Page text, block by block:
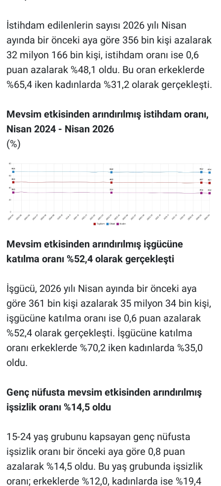
İstihdam edilenlerin sayısı 2026 yılı Nisan
ayında bir önceki aya göre 356 bin kişi azalarak
32 milyon 166 bin kişi, istihdam oranı ise 0,6
puan azalarak %48,1 oldu. Bu oran erkeklerde
%65,4 iken kadınlarda %31,2 olarak gerçekleşti.
Mevsim etkisinden arındırılmış istihdam oranı,
Nisan 2024 - Nisan 2026
(%)
Mevsim etkisinden arındırılmış işgücüne
katılma oranı %52,4 olarak gerçekleşti
İşgücü, 2026 yılı Nisan ayında bir önceki aya
göre 361 bin kişi azalarak 35 milyon 34 bin kişi,
işgücüne katılma oranı ise 0,6 puan azalarak
%52,4 olarak gerçekleşti. İşgücüne katılma
oranı erkeklerde %70,2 iken kadınlarda %35,0
oldu.
Genç nüfusta mevsim etkisinden arındırılmış
işsizlik oranı %14,5 oldu
15-24 yaş grubunu kapsayan genç nüfusta
işsizlik oranı bir önceki aya göre 0,8 puan
azalarak %14,5 oldu. Bu yaş grubunda işsizlik
oranı; erkeklerde %12,0, kadınlarda ise %19,4